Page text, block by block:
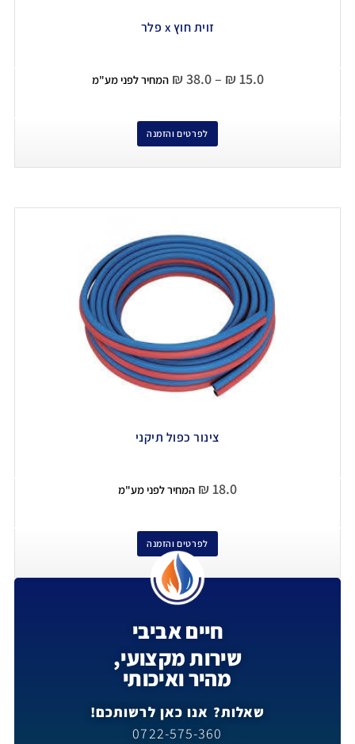
זוית חוץ x פלר
₪ 15.0
–
₪ 38.0 המחיר לפני מע"מ
לפרטים והזמנה
צינור כפול תיקני
₪ 18.0 המחיר לפני מע"מ
לפרטים והזמנה
חיים אביבי
שירות מקצועי,
מהיר ואיכותי
שאלות? אנו כאן לרשותכם!
0722-575-360